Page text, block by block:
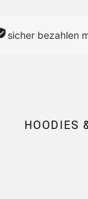
sicher bezahlen
HOODIES